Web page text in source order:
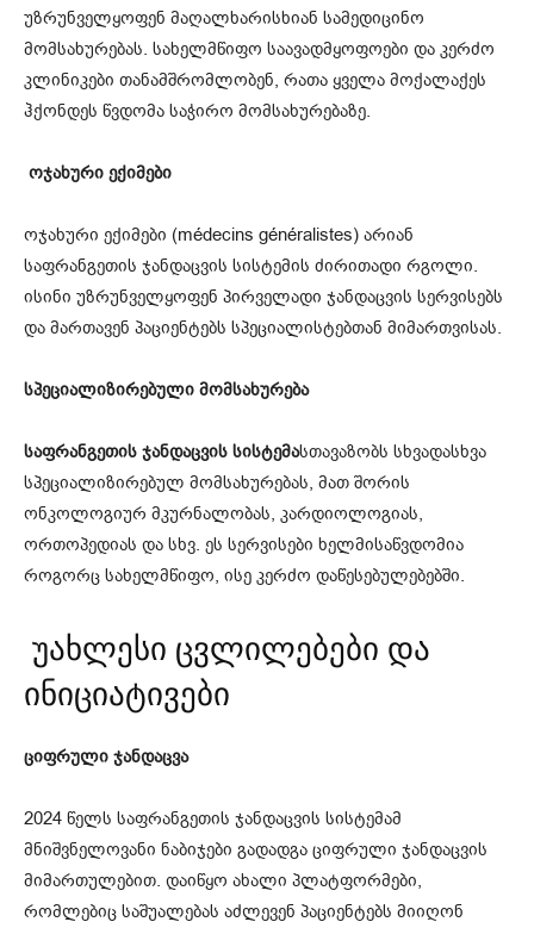
უზრუნველყოფენ მაღალხარისხიან სამედიცინო
მომსახურებას. სახელმწიფო საავადმყოფოები და კერძო
კლინიკები თანამშრომლობენ, რათა ყველა მოქალაქეს
ჰქონდეს წვდომა საჭირო მომსახურებაზე.
ოჯახური ექიმები
ოჯახური ექიმები (médecins généralistes) არიან
საფრანგეთის ჯანდაცვის სისტემის ძირითადი რგოლი.
ისინი უზრუნველყოფენ პირველადი ჯანდაცვის სერვისებს
და მართავენ პაციენტებს სპეციალისტებთან მიმართვისას.
სპეციალიზირებული მომსახურება
საფრანგეთის ჯანდაცვის სისტემასთავაზობს სხვადასხვა
სპეციალიზირებულ მომსახურებას, მათ შორის
ონკოლოგიურ მკურნალობას, კარდიოლოგიას,
ორთოპედიას და სხვ. ეს სერვისები ხელმისაწვდომია
როგორც სახელმწიფო, ისე კერძო დაწესებულებებში.
უახლესი ცვლილებები და
ინიციატივები
ციფრული ჯანდაცვა
2024 წელს საფრანგეთის ჯანდაცვის სისტემამ
მნიშვნელოვანი ნაბიჯები გადადგა ციფრული ჯანდაცვის
მიმართულებით. დაიწყო ახალი პლატფორმები,
რომლებიც საშუალებას აძლევენ პაციენტებს მიიღონ